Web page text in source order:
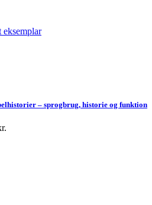
– sprogbrug, historie og funktion